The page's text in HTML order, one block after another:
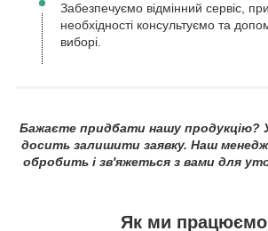
Забезпечуємо відмінний сервіс, при
необхідності консультуємо та
виборі.
Бажаєте придбати нашу продукцію?
досить залишити заявку. Наш
обробить і зв'яжеться з вами для
Як ми